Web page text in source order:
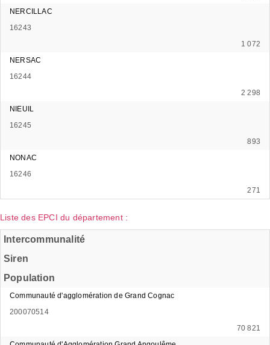
NERCILLAC
16243
1 072
NERSAC
16244
2 298
NIEUIL
16245
893
NONAC
16246
271
Liste des EPCI du département :
Intercommunalité
Siren
Population
Communauté d'agglomération de Grand Cognac
200070514
70 821